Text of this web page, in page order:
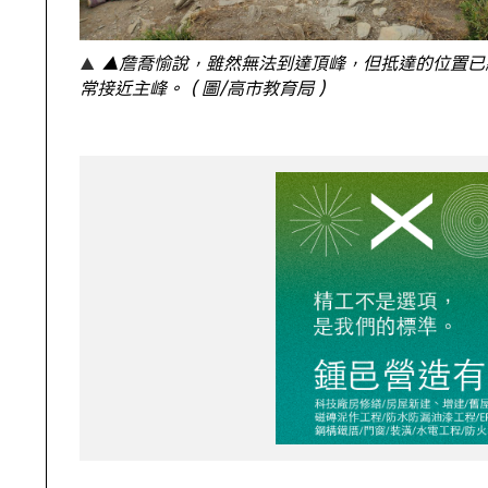
▲詹喬愉說，雖然無法到達頂峰，但抵達的位置
常接近主峰。（圖/高市教育局）